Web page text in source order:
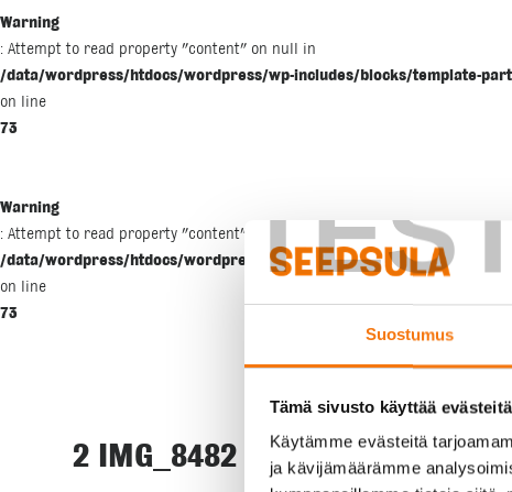
TEST
Suostumus
Tämä sivusto käyttää evästeitä
Käytämme evästeitä
ja kävijämäärämme
Warning
: Attempt to read property "content" on null in
/data/wordpress/htdocs/wordpress/wp-includes/blocks/template-
on line
73
Warning
: Attempt to read property "content" on null in
/data/wordpress/htdocs/wordpress/wp-includes/blocks/template-
on line
73
2 IMG_8482